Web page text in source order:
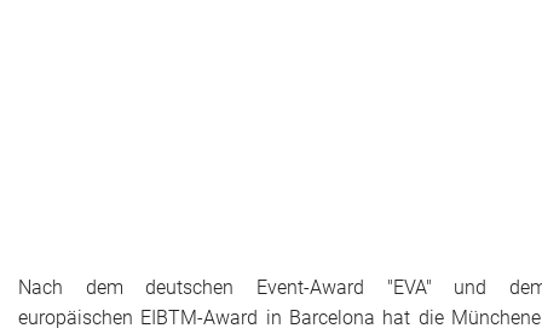
Peter's "on-the-road" Tipps
Nach dem deutschen Event-Award "EVA" und
europäischen EIBTM-Award in Barcelona hat die